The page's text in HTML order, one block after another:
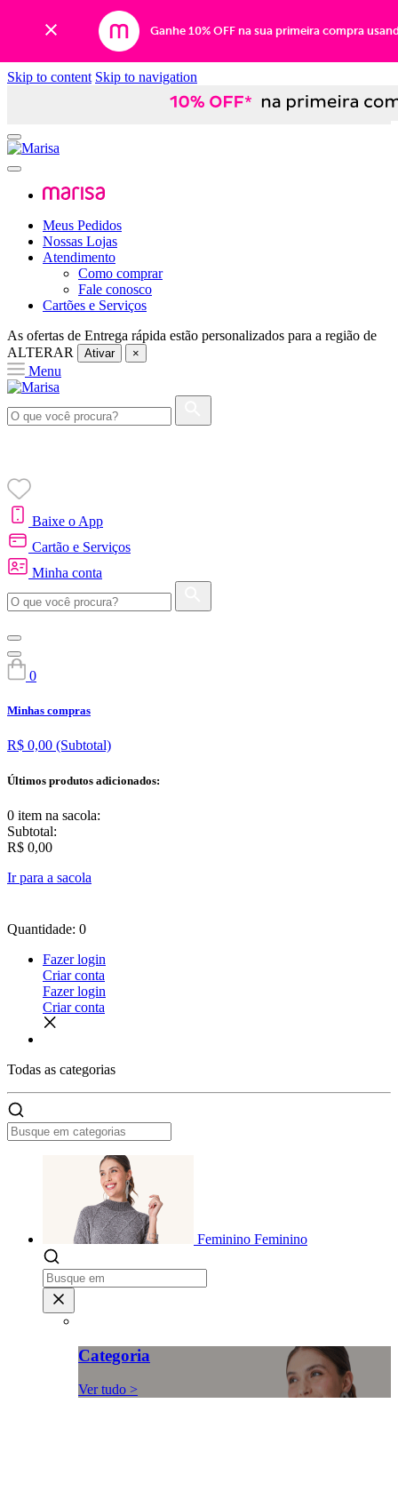
Ganhe 10% OFF na sua primeira compra
Skip to content Skip to navigation
Meus Pedidos
Nossas Lojas
Atendimento
Como comprar
Fale conosco
Cartões e Serviços
As ofertas de Entrega rápida estão personalizados para a região de
ALTERAR
Ativar ×
Menu
Baixe o App
Cartão e Serviços
Minha conta
0
Minhas compras
R$ 0,00 (Subtotal)
Últimos produtos adicionados:
0 item na sacola:
Subtotal:
R$ 0,00
Ir para a sacola
Quantidade: 0
Fazer login
Criar conta
Fazer login
Criar conta
Todas as categorias
Feminino Feminino
Categoria
Ver tudo >